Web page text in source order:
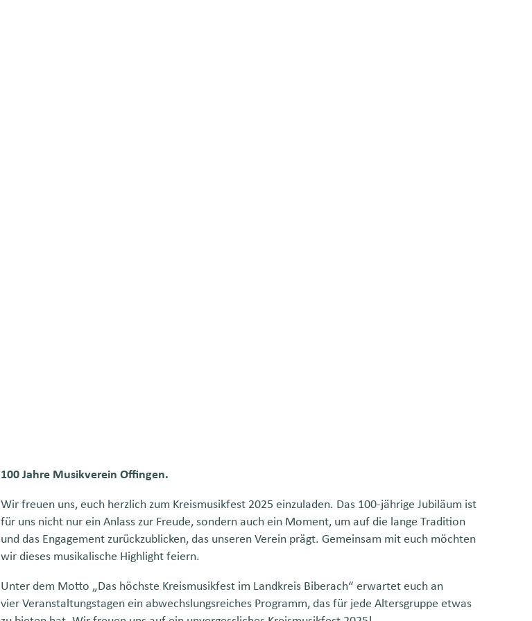
100 Jahre Musikverein Offingen.
Wir freuen uns, euch herzlich zum Kreismusikfest 2025 einzuladen. Das 100-jährige Jubiläum ist
für uns nicht nur ein Anlass zur Freude, sondern auch ein Moment, um auf die lange Tradition
und das Engagement zurückzublicken, das unseren Verein prägt. Gemeinsam mit euch möchten
wir dieses musikalische Highlight feiern.
Unter dem Motto „Das höchste Kreismusikfest im Landkreis Biberach“ erwartet euch an
vier Veranstaltungstagen ein abwechslungsreiches Programm, das für jede Altersgruppe etwas